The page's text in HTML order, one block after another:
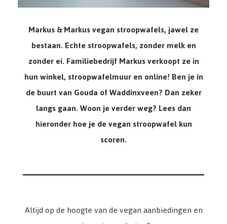
Markus & Markus vegan stroopwafels, jawel ze
bestaan. Echte stroopwafels, zonder melk en
zonder ei. Familiebedrijf Markus verkoopt ze in
hun winkel, stroopwafelmuur en online! Ben je in
de buurt van Gouda of Waddinxveen? Dan zeker
langs gaan. Woon je verder weg? Lees dan
hieronder hoe je de vegan stroopwafel kun
scoren.
Altijd op de hoogte van de vegan aanbiedingen en